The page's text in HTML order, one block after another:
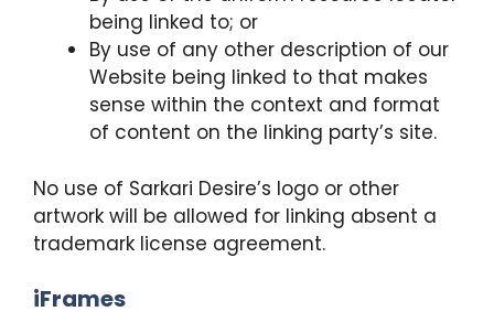
being linked to; or
By use of any other description of our
Website being linked to that makes
sense within the context and format
of content on the linking party’s site.
No use of Sarkari Desire’s logo or other
artwork will be allowed for linking absent a
trademark license agreement.
iFrames